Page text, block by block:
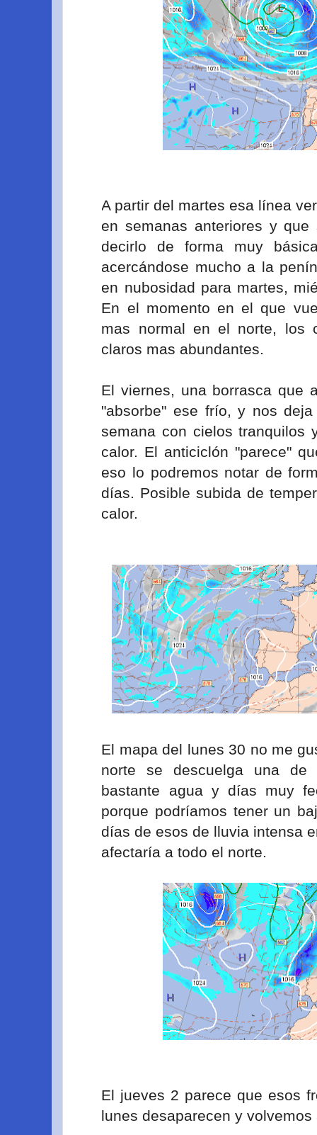
A partir del martes esa línea
en semanas anteriores y
decirlo de forma muy
acercándose mucho a la
en nubosidad para martes,
En el momento en el que
mas normal en el norte, los
claros mas abundantes.
El viernes, una borrasca que
"absorbe" ese frío, y nos
semana con cielos tranquilos
calor. El anticiclón "parece"
eso lo podremos notar de
días. Posible subida de
calor.
El mapa del lunes 30 no me
norte se descuelga una de
bastante agua y días muy
porque podríamos tener un
días de esos de lluvia intensa
afectaría a todo el norte.
El jueves 2 parece que esos
lunes desaparecen y